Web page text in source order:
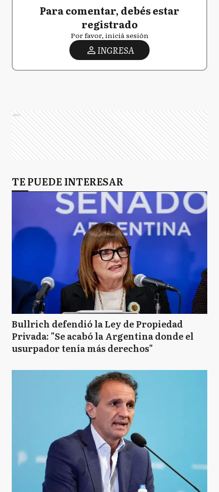
Para comentar, debés estar
registrado
Por favor, iniciá sesión
INGRESA
Ads
TE PUEDE INTERESAR
Bullrich defendió la Ley de Propiedad
Privada: "Se acabó la Argentina donde el
usurpador tenía más derechos"